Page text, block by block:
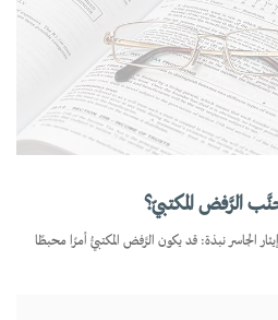
الرَّفض المكتبيّ؟
الجاسر نبذة: قد يكون الرَّفض المكتبيُّ أمرًا محبطًا